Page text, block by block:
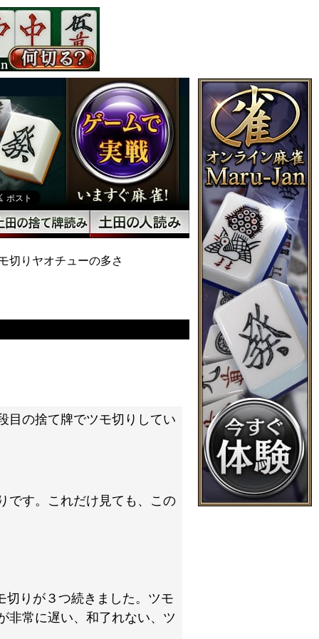
切りヤオチューの多さ
目の捨て牌でツモ切りしてい
です。これだけ見ても、この
切りが３つ続きました。ツモ
非常に遅い、和了れない、ツ